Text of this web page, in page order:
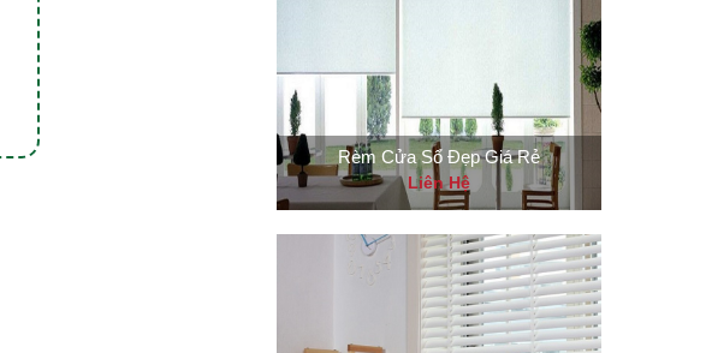
Rèm Cửa Sổ Đẹp Giá Rẻ
Liên Hệ